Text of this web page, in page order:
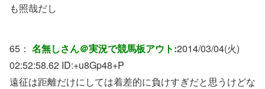
も照哉だし
65： 名無しさん＠実況で競馬板アウト:2014/03/04(火)
02:52:58.62 ID:+u8Gp48+P
遠征は距離だけにしては着差的に負けすぎだと思うけどな